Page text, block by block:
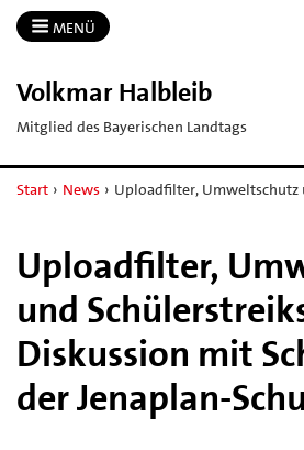
MENÜ
Volkmar Halbleib
Mitglied des Bayerischen Landtags
Start › News › Uploadfilter, Umweltschutz
Uploadfilter,
und
Diskussion mit
der Jenaplan-